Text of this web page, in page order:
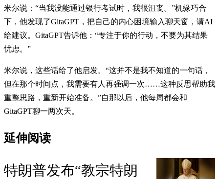
米尔说：“当我没能通过银行考试时，我很沮丧。”机缘巧合
下，他发现了GitaGPT，把自己的内心困境输入聊天窗，请AI
给建议。GitaGPT告诉他：“专注于你的行动，不要为其结果
忧虑。”
米尔说，这些话给了他启发。“这并不是我不知道的一句话，
但在那个时间点，我需要有人再强调一次……这种反思帮助我
重整思路，重新开始准备。”自那以后，他每周都会和
GitaGPT聊一两次天。
延伸阅读
特朗普发布“教宗特朗